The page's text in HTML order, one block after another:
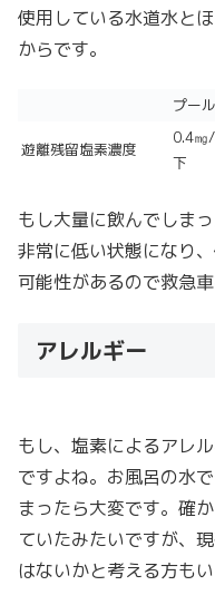
使用している水道水と
からです。
プール
遊離残留塩素濃度
0.4㎎
下
もし大量に飲んでしま
非常に低い状態になり
可能性があるので救急
アレルギー
もし、塩素によるアレ
ですよね。お風呂の水
まったら大変です。確
ていたみたいですが、
はないかと考える方もい